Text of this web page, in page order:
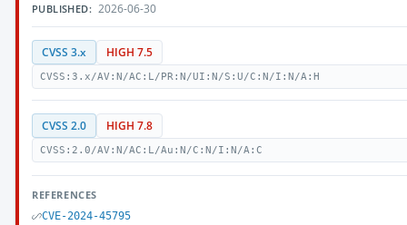
PUBLISHED: 2026-06-30
CVSS 3.x HIGH 7.5
CVSS:3.x/AV:N/AC:L/PR:N/UI:N/S:U/C:N/I:N/A:H
CVSS 2.0 HIGH 7.8
CVSS:2.0/AV:N/AC:L/Au:N/C:N/I:N/A:C
REFERENCES
CVE-2024-45795